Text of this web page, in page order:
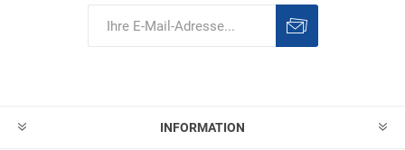
INFORMATION